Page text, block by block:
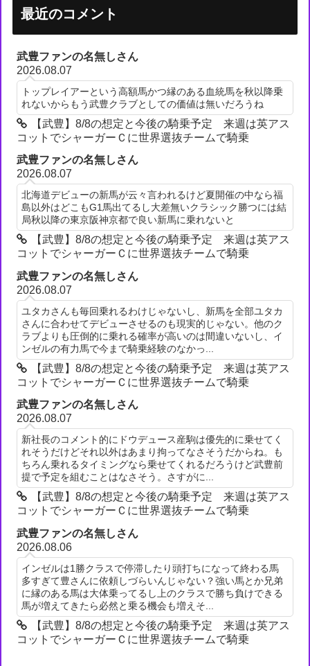
最近のコメント
武豊ファンの名無しさん
2026.08.07
トップレイアーという高額馬かつ縁のある血統馬を秋以降乗
れないからもう武豊クラブとしての価値は無いだろうね
【武豊】8/8の想定と今後の騎乗予定 来週は英アス
コットでシャーガーＣに世界選抜チームで騎乗
武豊ファンの名無しさん
2026.08.07
北海道デビューの新馬が云々言われるけど夏開催の中なら福
島以外はどこもG1馬出てるし大差無いクラシック勝つには結
局秋以降の東京阪神京都で良い新馬に乗れないと
【武豊】8/8の想定と今後の騎乗予定 来週は英アス
コットでシャーガーＣに世界選抜チームで騎乗
武豊ファンの名無しさん
2026.08.07
ユタカさんも毎回乗れるわけじゃないし、新馬を全部ユタカ
さんに合わせてデビューさせるのも現実的じゃない。他のク
ラブよりも圧倒的に乗れる確率が高いのは間違いないし、イ
ンゼルの有力馬で今まで騎乗経験のなかっ...
【武豊】8/8の想定と今後の騎乗予定 来週は英アス
コットでシャーガーＣに世界選抜チームで騎乗
武豊ファンの名無しさん
2026.08.07
新社長のコメント的にドウデュース産駒は優先的に乗せてく
れそうだけどそれ以外はあまり拘ってなさそうだからね。も
ちろん乗れるタイミングなら乗せてくれるだろうけど武豊前
提で予定を組むことはなさそう。さすがに...
【武豊】8/8の想定と今後の騎乗予定 来週は英アス
コットでシャーガーＣに世界選抜チームで騎乗
武豊ファンの名無しさん
2026.08.06
インゼルは1勝クラスで停滞したり頭打ちになって終わる馬
多すぎて豊さんに依頼しづらいんじゃない？強い馬とか兄弟
に縁のある馬は大体乗ってるし上のクラスで勝ち負けできる
馬が増えてきたら必然と乗る機会も増えそ...
【武豊】8/8の想定と今後の騎乗予定 来週は英アス
コットでシャーガーＣに世界選抜チームで騎乗